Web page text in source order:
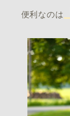
便利なのは